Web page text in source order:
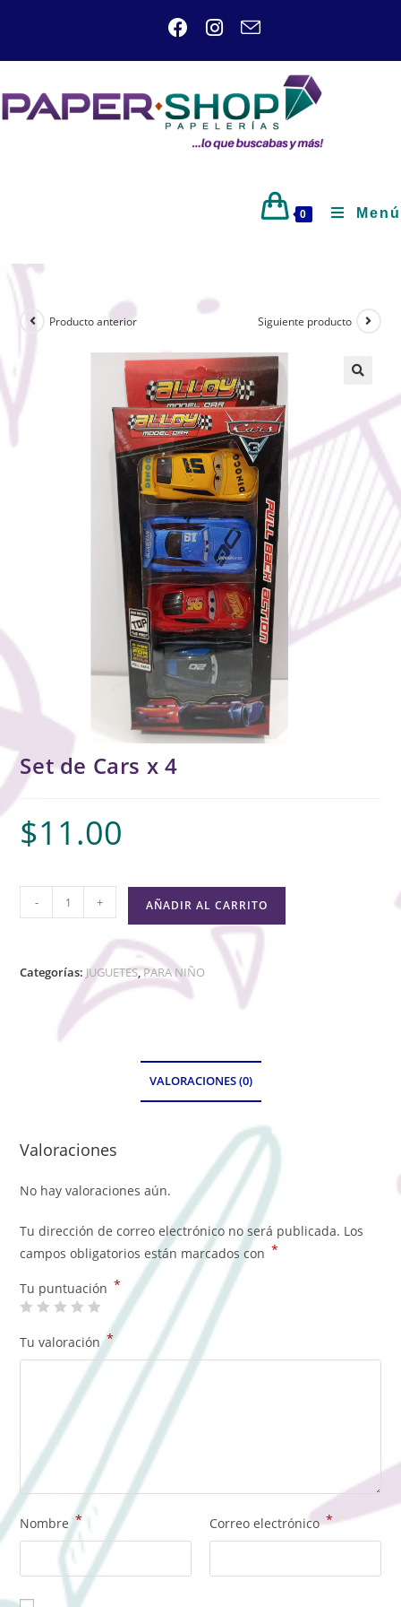
0 Menú
Producto anterior Siguiente producto
Set de Cars x 4
$11.00
- + AÑADIR AL CARRITO
Categorías: JUGUETES,PARA NIÑO
VALORACIONES (0)
Valoraciones
No hay valoraciones aún.
Tu dirección de correo electrónico no será publicada. Los
campos obligatorios están marcados con *
Tu puntuación *
Tu valoración*
Nombre* Correo electrónico*